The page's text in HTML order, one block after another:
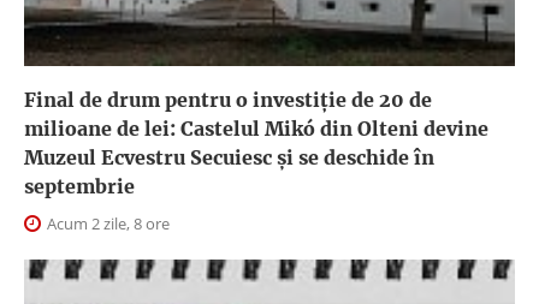
Final de drum pentru o investiție de 20 de
milioane de lei: Castelul Mikó din Olteni devine
Muzeul Ecvestru Secuiesc și se deschide în
septembrie
Acum 2 zile, 8 ore